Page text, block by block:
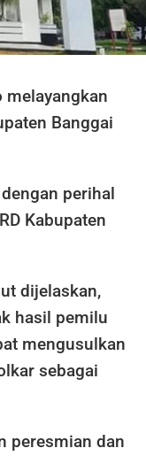
melayangkan
Banggai
perihal
Kabupaten
dijelaskan,
hasil pemilu
mengusulkan
sebagai
peresmian dan